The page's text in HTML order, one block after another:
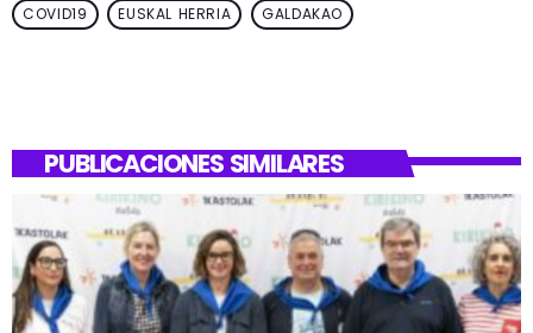
COVID19 EUSKAL HERRIA GALDAKAO
PUBLICACIONES SIMILARES